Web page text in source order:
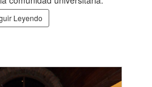
Leyendo